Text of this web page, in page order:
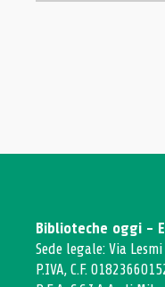
Biblioteche oggi -
Sede legale: Via
P.IVA, C.F.